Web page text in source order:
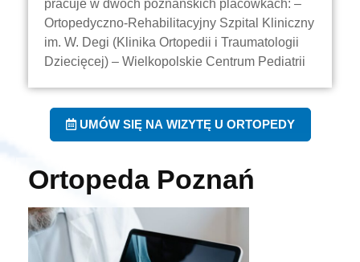
pracuje w dwóch poznańskich placówkach: –
Ortopedyczno-Rehabilitacyjny Szpital Kliniczny
im. W. Degi (Klinika Ortopedii i Traumatologii
Dziecięcej) – Wielkopolskie Centrum Pediatrii
UMÓW SIĘ NA WIZYTĘ U ORTOPEDY
Ortopeda Poznań